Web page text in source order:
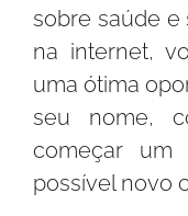
sobre saúde e
na internet,
uma ótima
seu nome,
começar um
possível novo